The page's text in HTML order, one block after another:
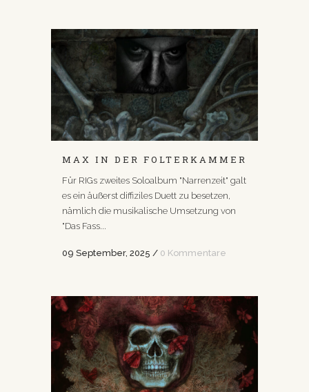
MAX IN DER FOLTERKAMMER
Für RIGs zweites Soloalbum "Narrenzeit" galt
es ein äußerst diffiziles Duett zu besetzen,
nämlich die musikalische Umsetzung von
"Das Fass...
09 September, 2025 / 0 Kommentare